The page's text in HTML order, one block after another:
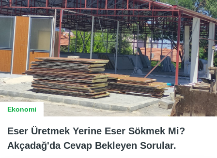
Ekonomi
Eser Üretmek Yerine Eser Sökmek Mi?
Akçadağ'da Cevap Bekleyen Sorular.